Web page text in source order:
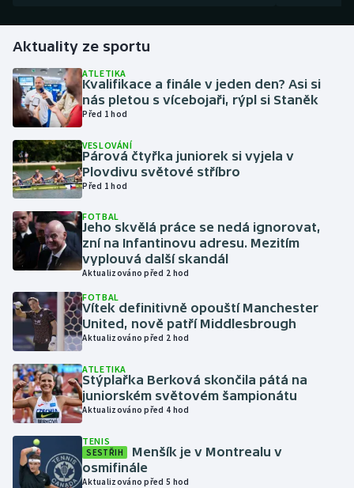
Golf
Gymnastika
Házená
Jezdectví
Judo
Krasobruslení
Lyže a snowboard
Moderní pětiboj
Motorsport
Parasport
Aktuality ze sportu
ATLETIKA
Kvalifikace a finále v jeden den? Asi si
nás pletou s vícebojaři, rýpl si Staněk
Před 1 hod
VESLOVÁNÍ
Párová čtyřka juniorek si vyjela v
Plovdivu světové stříbro
Před 1 hod
FOTBAL
Jeho skvělá práce se nedá ignorovat,
zní na Infantinovu adresu. Mezitím
vyplouvá další skandál
Aktualizováno před 2 hod
FOTBAL
Vítek definitivně opouští Manchester
United, nově patří Middlesbrough
Aktualizováno před 2 hod
ATLETIKA
Stýplařka Berková skončila pátá na
juniorském světovém šampionátu
Aktualizováno před 4 hod
TENIS
SESTŘIH
Menšík je v Montrealu v
osmifinále
Aktualizováno před 5 hod